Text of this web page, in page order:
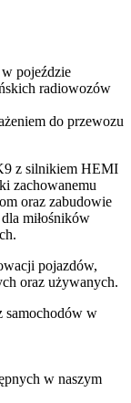
pojeździe
radiowozów
do przewozu
z silnikiem HEMI
zachowanemu
oraz zabudowie
miłośników
pojazdów,
oraz używanych.
samochodów w
w naszym